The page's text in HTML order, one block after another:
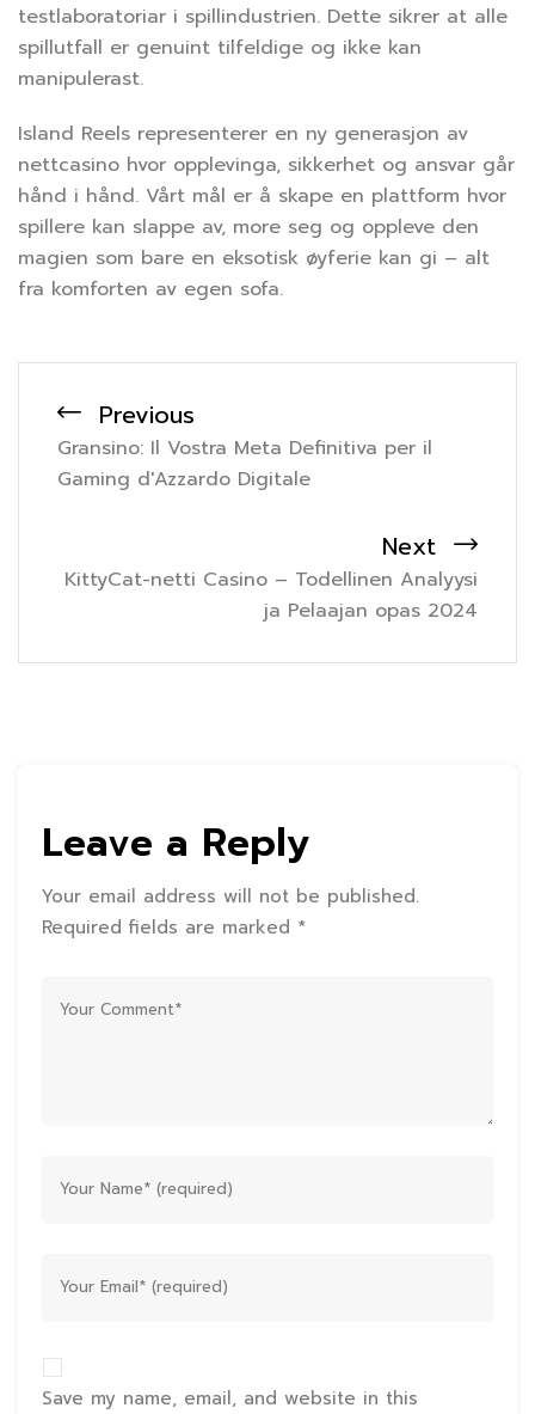
testlaboratoriar i spillindustrien. Dette sikrer at alle
spillutfall er genuint tilfeldige og ikke kan
manipulerast.
Island Reels representerer en ny generasjon av
nettcasino hvor opplevinga, sikkerhet og ansvar går
hånd i hånd. Vårt mål er å skape en plattform hvor
spillere kan slappe av, more seg og oppleve den
magien som bare en eksotisk øyferie kan gi – alt
fra komforten av egen sofa.
Previous
Gransino: Il Vostra Meta Definitiva per il
Gaming d'Azzardo Digitale
Next
KittyCat-netti Casino – Todellinen Analyysi
ja Pelaajan opas 2024
Leave a Reply
Your email address will not be published.
Required fields are marked *
Save my name, email, and website in this